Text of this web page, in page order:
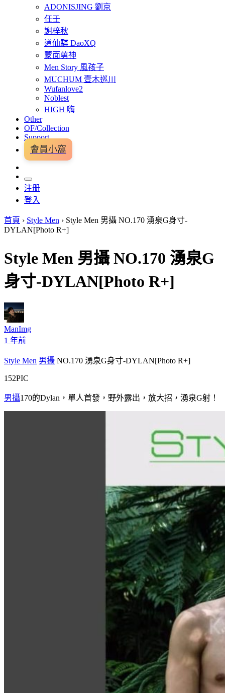
ADONISJING 劉京
任壬
謝梓秋
道仙騏 DaoXQ
蒙面莮神
Men Story 風孩子
MUCHUM 壹木巡川
Wufanlove2
Noblest
HIGH 嗨
Other
OF/Collection
Support
會員小窩
注册
登入
首頁 › Style Men › Style Men 男攝 NO.170 湧泉G身寸-
DYLAN[Photo R+]
Style Men 男攝 NO.170 湧泉G
身寸-DYLAN[Photo R+]
ManImg
1 年前
Style Men 男攝 NO.170 湧泉G身寸-DYLAN[Photo R+]
152PIC
男攝170的Dylan，單人首發，野外露出，放大招，湧泉G射！